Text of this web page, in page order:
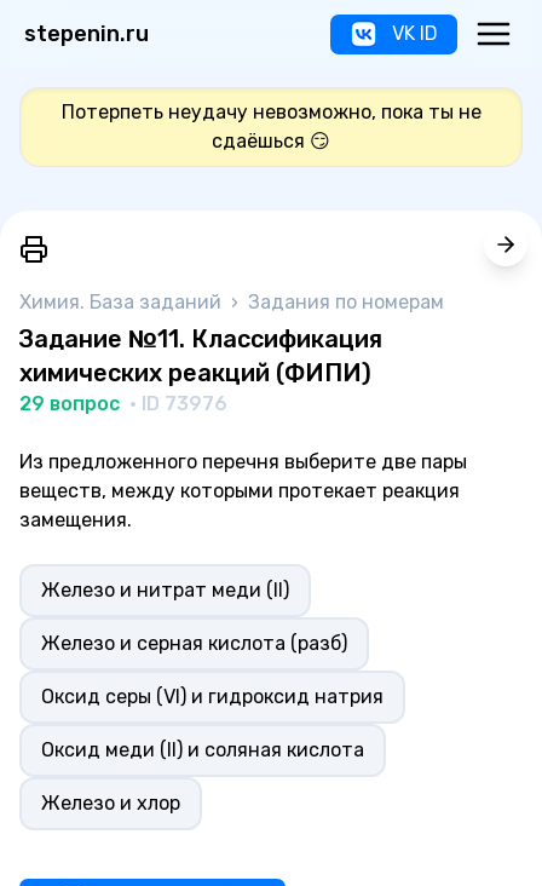
stepenin.ru VK ID
Потерпеть неудачу невозможно, пока ты не
сдаёшься 😏
Химия. База заданий › Задания по номерам
Задание №11. Классификация
химических реакций (ФИПИ)
29 вопрос · ID 73976
Из предложенного перечня выберите две пары
веществ, между которыми протекает реакция
замещения.
Железо и нитрат меди (II)
Железо и серная кислота (разб)
Оксид серы (VI) и гидроксид натрия
Оксид меди (II) и соляная кислота
Железо и хлор